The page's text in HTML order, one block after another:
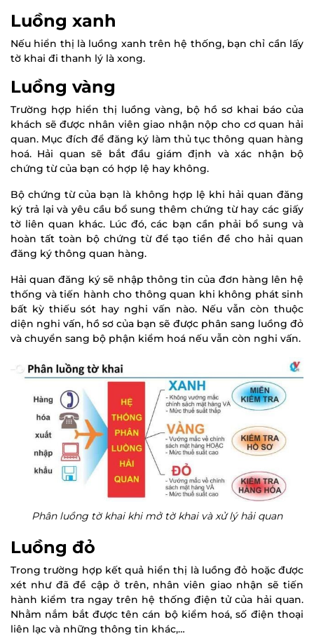
Luồng xanh
Nếu hiển thị là luồng xanh trên hệ thống, bạn chỉ cần lấy
tờ khai đi thanh lý là xong.
Luồng vàng
Trường hợp hiển thị luồng vàng, bộ hồ sơ khai báo của
khách sẽ được nhân viên giao nhận nộp cho cơ quan hải
quan. Mục đích để đăng ký làm thủ tục thông quan hàng
hoá. Hải quan sẽ bắt đầu giám định và xác nhận bộ
chứng từ của bạn có hợp lệ hay không.
Bộ chứng từ của bạn là không hợp lệ khi hải quan đăng
ký trả lại và yêu cầu bổ sung thêm chứng từ hay các giấy
tờ liên quan khác. Lúc đó, các bạn cần phải bổ sung và
hoàn tất toàn bộ chứng từ để tạo tiền đề cho hải quan
đăng ký thông quan hàng.
Hải quan đăng ký sẽ nhập thông tin của đơn hàng lên hệ
thống và tiến hành cho thông quan khi không phát sinh
bất kỳ thiếu sót hay nghi vấn nào. Nếu vẫn còn thuộc
diện nghi vấn, hồ sơ của bạn sẽ được phân sang luồng đỏ
và chuyển sang bộ phận kiểm hoá nếu vẫn còn nghi vấn.
Phân luồng tờ khai khi mở tờ khai và xử lý hải quan
Luồng đỏ
Trong trường hợp kết quả hiển thị là luồng đỏ hoặc được
xét như đã đề cập ở trên, nhân viên giao nhận sẽ tiến
hành kiểm tra ngay trên hệ thống điện tử của hải quan.
Nhằm nắm bắt được tên cán bộ kiểm hoá, số điện thoại
liên lạc và những thông tin khác,…